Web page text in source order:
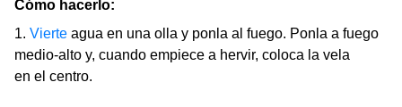
Cómo hacerlo:
1. Vierte agua en una olla y ponla al fuego. Ponla a fuego
medio-alto y, cuando empiece a hervir, coloca la vela
en el centro.